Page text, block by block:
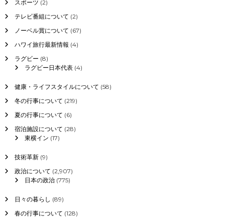
スポーツ (2)
テレビ番組について (2)
ノーベル賞について (67)
ハワイ旅行最新情報 (4)
ラグビー (8)
ラグビー日本代表(4)
健康・ライフスタイルについて (58)
冬の行事について (219)
夏の行事について (6)
宿泊施設について (28)
東横イン (17)
技術革新(9)
政治について (2,907)
日本の政治(775)
日々の暮らし (89)
春の行事について (128)